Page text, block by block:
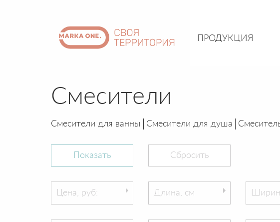
ПРОДУКЦИЯ
Смесители
Смесители для ванны Смесители для душа
Цена, руб: Длина, см